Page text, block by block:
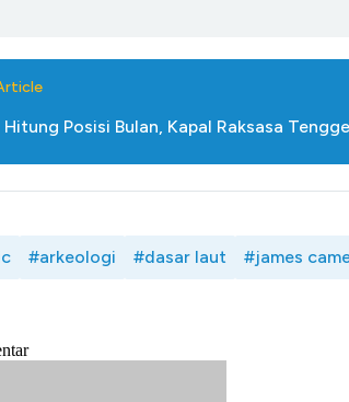
Hitung Posisi Bulan, Kapal Raksasa
#arkeologi #dasar laut #james